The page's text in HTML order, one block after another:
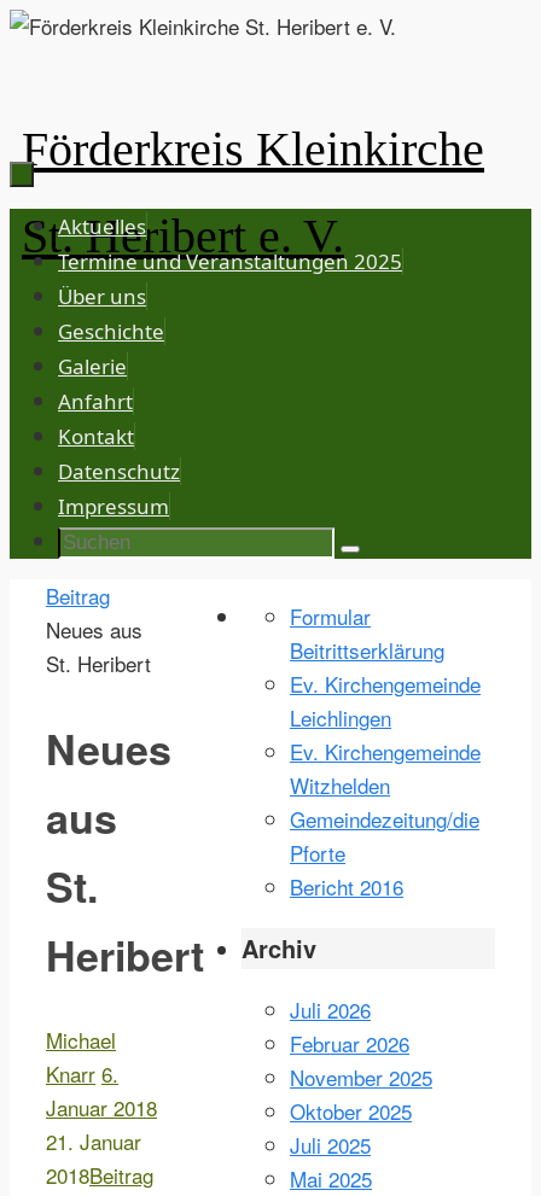
Zum
Förderkreis Kleinkirche
St. Heribert e. V.
Zum
Inhalt
springen
Aktuelles
Termine und Veranstaltungen 2025
Über uns
Geschichte
Galerie
Anfahrt
Kontakt
Datenschutz
Impressum
Suche
Suchen
Start
Beitrag
Neues aus
St. Heribert
Neues
aus
St.
Heribert
Michael
Knarr 6.
Januar 2018
21. Januar
2018Beitrag
Formular
Beitrittserklärung
Ev. Kirchengemeinde
Leichlingen
Ev. Kirchengemeinde
Witzhelden
Gemeindezeitung/die
Pforte
Bericht 2016
Archiv
Juli 2026
Februar 2026
November 2025
Oktober 2025
Juli 2025
Mai 2025